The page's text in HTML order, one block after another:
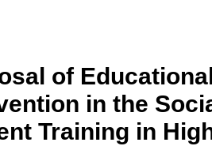
of
in the
Training in